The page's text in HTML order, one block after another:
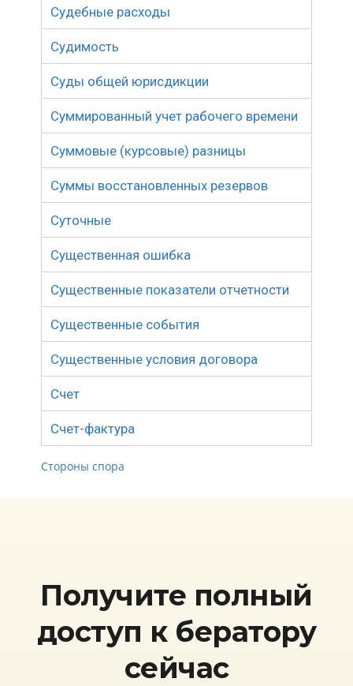
Судебные расходы
Судимость
Суды общей юрисдикции
Суммированный учет рабочего времени
Суммовые (курсовые) разницы
Суммы восстановленных резервов
Суточные
Существенная ошибка
Существенные показатели отчетности
Существенные события
Существенные условия договора
Счет
Счет-фактура
Стороны спора
Получите полный
доступ к бератору
сейчас